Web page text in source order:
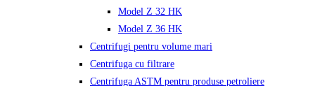
Model Z 32 HK
Model Z 36 HK
Centrifugi pentru volume mari
Centrifuga cu filtrare
Centrifuga ASTM pentru produse petroliere